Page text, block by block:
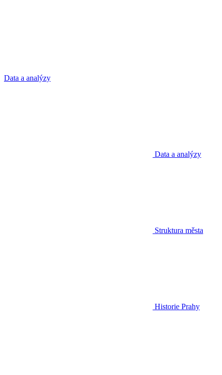
Data a analýzy
Data a analýzy
Struktura města
Historie Prahy